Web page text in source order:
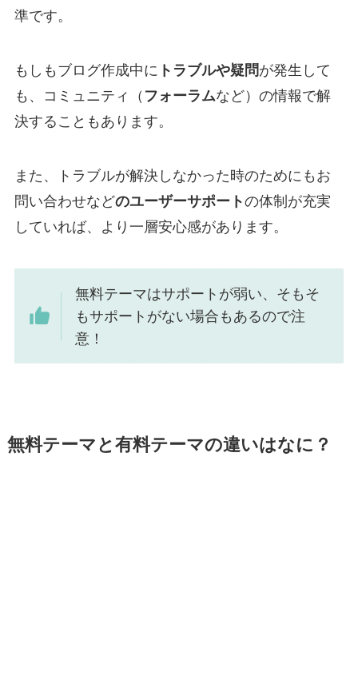
準です。
もしもブログ作成中に トラブルや疑問が発生して
も、コミュニティ（ フォーラムなど）の情報で解
決することもあります。
また、トラブルが解決しなかった時のためにもお
問い合わせなどのユーザーサポートの体制が充実
していれば、より一層安心感があります。
無料テーマはサポートが弱い、そもそ
もサポートがない場合もあるので注
意！
無料テーマと有料テーマの違いはなに？